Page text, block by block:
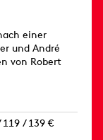
einer
und André
von Robert
/ 139 €